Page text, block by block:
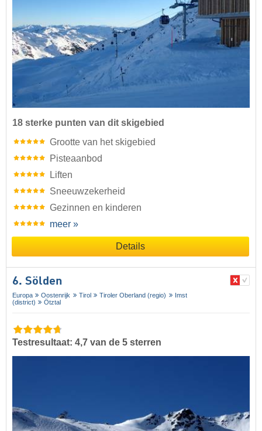
18 sterke punten van dit skigebied
Grootte van het skigebied
Pisteaanbod
Liften
Sneeuwzekerheid
Gezinnen en kinderen
meer »
Details
6. Sölden
Europa Oostenrijk Tirol Tiroler Oberland (regio)
Imst
(district)
Ötztal
Testresultaat: 4,7 van de 5 sterren